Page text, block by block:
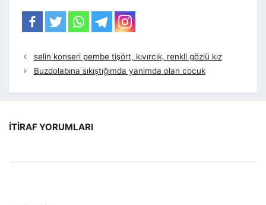
selin konseri pembe tişört, kıvırcık, renkli gözlü kız
Buzdolabına sıkıştığımda yanimda olan cocuk
İTIRAF YORUMLARI